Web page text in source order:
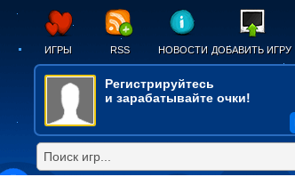
ИГРЫ RSS НОВОСТИ ДОБАВИТЬ ИГРУ
Регистрируйтесь
и зарабатывайте очки!